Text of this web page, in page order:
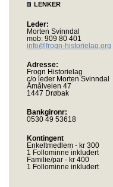
LENKER
Leder:
Morten Svinndal
mob: 909 80 401
info@frogn-historielag.org
Adresse:
Frogn Historielag
c/o leder Morten Svinndal
Åmålveien 47
1447 Drøbak
Bankgironr:
0530 49 53618
Kontingent
Enkeltmedlem - kr 300
1 Follominne inkludert
Familie/par - kr 400
1 Follominne inkludert